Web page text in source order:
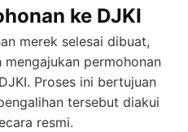
ke DJKI
merek selesai dibuat,
permohonan
Proses ini bertujuan
tersebut diakui
resmi.